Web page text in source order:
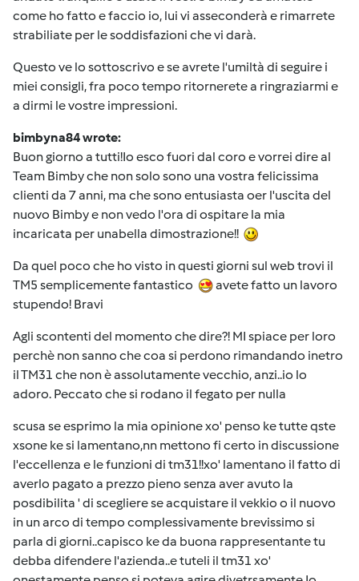
come ho fatto e faccio io, lui vi asseconderà e rimarrete
strabiliate per le soddisfazioni che vi darà.
Questo ve lo sottoscrivo e se avrete l'umiltà di seguire i
miei consigli, fra poco tempo ritornerete a ringraziarmi e
a dirmi le vostre impressioni.
bimbyna84 wrote:
Buon giorno a tutti!Io esco fuori dal coro e vorrei dire al
Team Bimby che non solo sono una vostra felicissima
clienti da 7 anni, ma che sono entusiasta oer l'uscita del
nuovo Bimby e non vedo l'ora di ospitare la mia
incaricata per unabella dimostrazione!!
Da quel poco che ho visto in questi giorni sul web trovi il
TM5 semplicemente fantastico
avete fatto un lavoro
stupendo! Bravi
Agli scontenti del momento che dire?! MI spiace per loro
perchè non sanno che coa si perdono rimandando inetro
il TM31 che non è assolutamente vecchio, anzi..io lo
adoro. Peccato che si rodano il fegato per nulla
scusa se esprimo la mia opinione xo' penso ke tutte qste
xsone ke si lamentano,nn mettono fi certo in discussione
l'eccellenza e le funzioni di tm31!!xo' lamentano il fatto di
averlo pagato a prezzo pieno senza aver avuto la
posdibilita ' di scegliere se acquistare il vekkio o il nuovo
in un arco di tempo complessivamente brevissimo si
parla di giorni..capisco ke da buona rappresentante tu
debba difendere l'azienda..e tuteli il tm31 xo'